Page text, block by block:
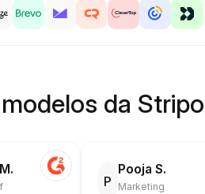
da Stripo
P
Pooja S.
Marketing